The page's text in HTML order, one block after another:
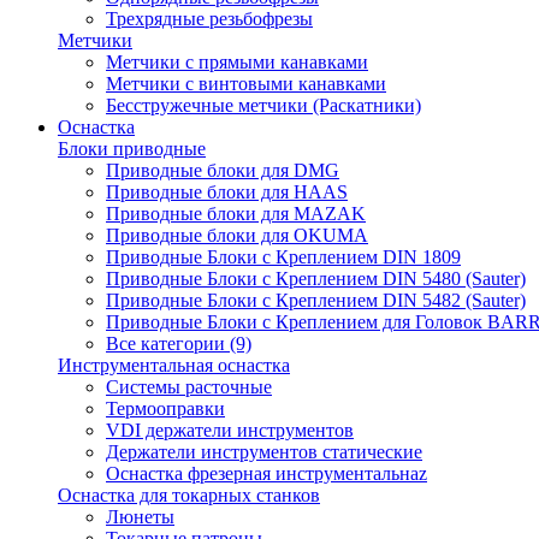
Трехрядные резьбофрезы
Метчики
Метчики с прямыми канавками
Метчики с винтовыми канавками
Бесстружечные метчики (Раскатники)
Оснастка
Блоки приводные
Приводные блоки для DMG
Приводные блоки для HAAS
Приводные блоки для MAZAK
Приводные блоки для OKUMA
Приводные Блоки с Креплением DIN 1809
Приводные Блоки с Креплением DIN 5480 (Sauter)
Приводные Блоки с Креплением DIN 5482 (Sauter)
Приводные Блоки с Креплением для Головок
Все категории (9)
Инструментальная оснастка
Системы расточные
Термооправки
VDI держатели инструментов
Держатели инструментов статические
Оснастка фрезерная инструментальнаz
Оснастка для токарных станков
Люнеты